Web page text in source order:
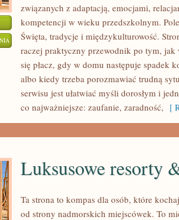
ZABAWY
TERENOWE
związanych z adaptacją, emocjami,
kompetencji w wieku przedszkolnym.
Święta, tradycje i międzykulturowość.
raczej praktyczny przewodnik po tym,
się płacz, gdy w domu następuje spadek
albo kiedy trzeba porozmawiać trudną
serwisu jest ułatwiać myśli dorosłym i
co najważniejsze: zaufanie, zaradność, [
Luksusowe resorty
Ta strona to kompas dla osób, które
od strony nadmorskich miejscówek. To